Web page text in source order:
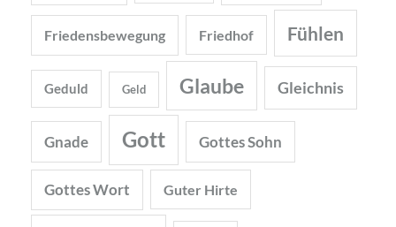
Friedensbewegung Friedhof Fühlen
Geduld Geld Glaube Gleichnis
Gnade Gott Gottes Sohn
Gottes Wort Guter Hirte